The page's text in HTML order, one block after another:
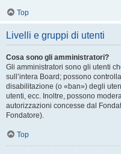
Top
Livelli e gruppi di utenti
Cosa sono gli amministratori?
Gli amministratori sono gli utenti
sull’intera Board; possono
disabilitazione (o «ban») degli
utenti, ecc. Inoltre, possono
autorizzazioni concesse dal
Fondatore).
Top